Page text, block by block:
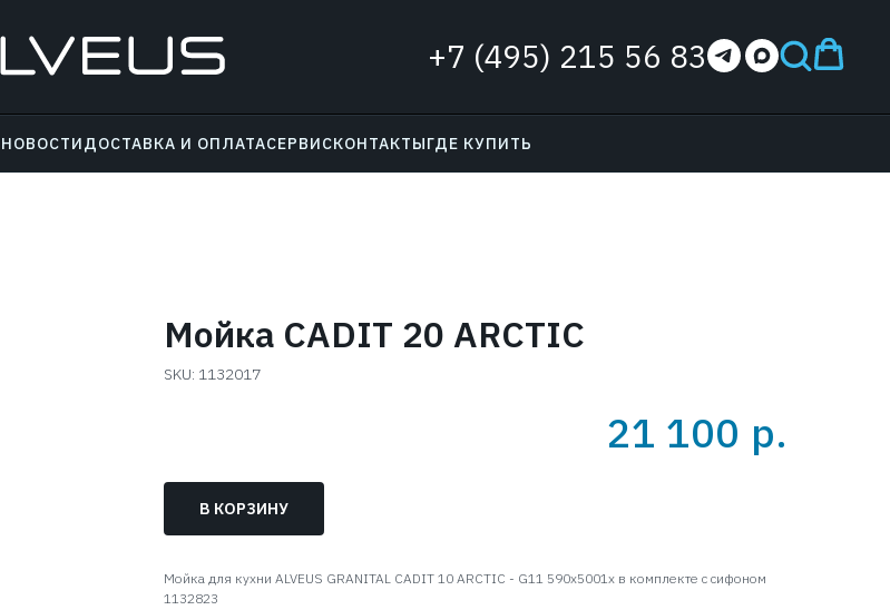
+7 (495) 215 56 83
НОВОСТИДОСТАВКА И ОПЛАТАСЕРВИСКОНТАКТЫГДЕ КУПИТЬ
Мойка CADIT 20 ARCTIC
SKU: 1132017
21 100 р.
В КОРЗИНУ
Мойка для кухни ALVEUS GRANITAL CADIT 10 ARCTIC - G11 590x5001x в комплекте с сифоном
1132823